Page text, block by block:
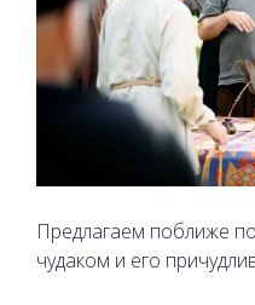
Предлагаем поближе
чудаком и его